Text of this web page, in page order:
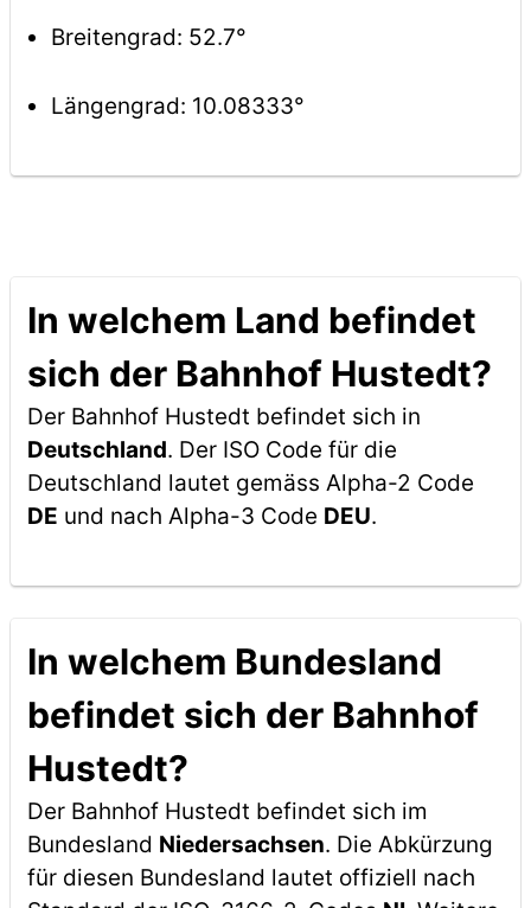
Breitengrad: 52.7°
Längengrad: 10.08333°
In welchem Land befindet
sich der Bahnhof Hustedt?
Der Bahnhof Hustedt befindet sich in
Deutschland. Der ISO Code für die
Deutschland lautet gemäss Alpha-2 Code
DE und nach Alpha-3 Code DEU.
In welchem Bundesland
befindet sich der Bahnhof
Hustedt?
Der Bahnhof Hustedt befindet sich im
Bundesland Niedersachsen. Die Abkürzung
für diesen Bundesland lautet offiziell nach